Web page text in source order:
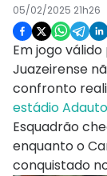
05/02/2025 21h26
Em jogo
Juazeirense
confronto
estádio
Esquadrão
enquanto o
conquistado